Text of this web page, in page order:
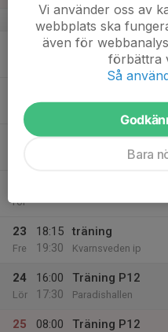
19:30
Träning
Kvarnsveden ip
18:15
träning
Kvarnsveden ip
Tor
23
Fre
18:15
19:30
träning
Kvarnsveden ip
24
Lör
16:00
17:30
Träning P12
Paradishallen
25
08:00
Träning P12
Vi använder oss av
webbplats ska
även för
förbättra
Så
Bara